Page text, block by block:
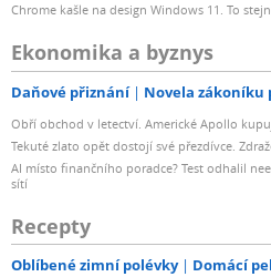
Chrome kašle na design Windows 11. To
Ekonomika a byznys
Daňové přiznání Novela zákoníku
Obří obchod v letectví. Americké Apollo
Tekuté zlato opět dostojí své přezdívce.
AI místo finančního poradce? Test odhalil
sítí
Recepty
Oblíbené zimní polévky Domácí